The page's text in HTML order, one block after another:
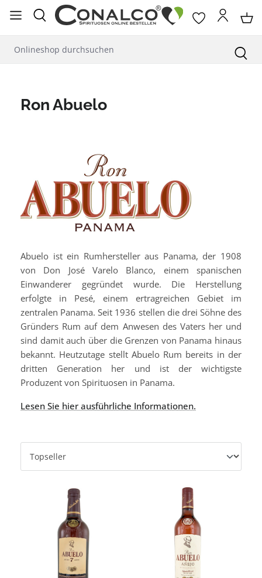
springen
Ron Abuelo
Abuelo ist ein Rumhersteller aus Panama, der 1908
von Don José Varelo Blanco, einem spanischen
Einwanderer gegründet wurde. Die Herstellung
erfolgte in Pesé, einem ertragreichen Gebiet im
zentralen Panama. Seit 1936 stellen die drei Söhne des
Gründers Rum auf dem Anwesen des Vaters her und
sind damit auch über die Grenzen von Panama hinaus
bekannt. Heutzutage stellt Abuelo Rum bereits in der
dritten Generation her und ist der wichtigste
Produzent von Spirituosen in Panama.
Lesen Sie hier ausführliche Informationen.